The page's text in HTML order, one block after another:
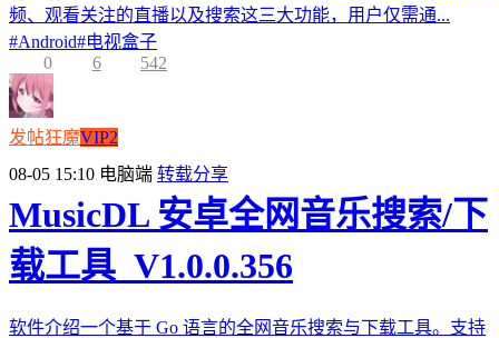
频、观看关注的直播以及搜索这三大功能，用户仅需通...
#Android#电视盒子
0
6 542
发帖狂魔VIP2
08-05 15:10 电脑端 转载分享
MusicDL 安卓全网音乐搜索/下
载工具_V1.0.0.356
软件介绍一个基于 Go 语言的全网音乐搜索与下载工具。支持